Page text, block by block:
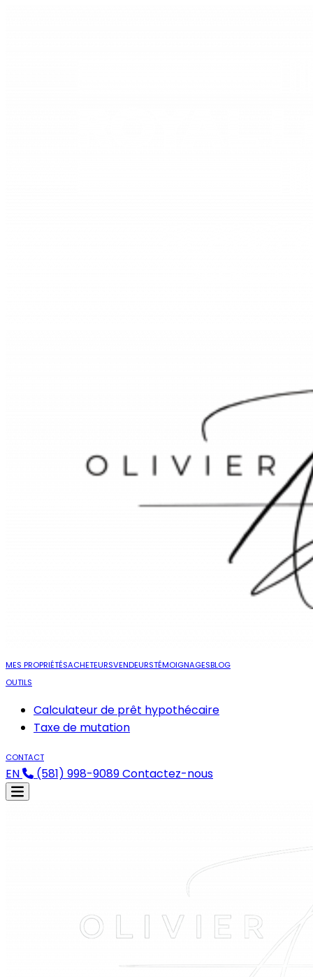
MES PROPRIÉTÉSACHETEURSVENDEURSTÉMOIGNAGESBLOG
OUTILS
Calculateur de prêt hypothécaire
Taxe de mutation
CONTACT
EN (581) 998-9089Contactez-nous